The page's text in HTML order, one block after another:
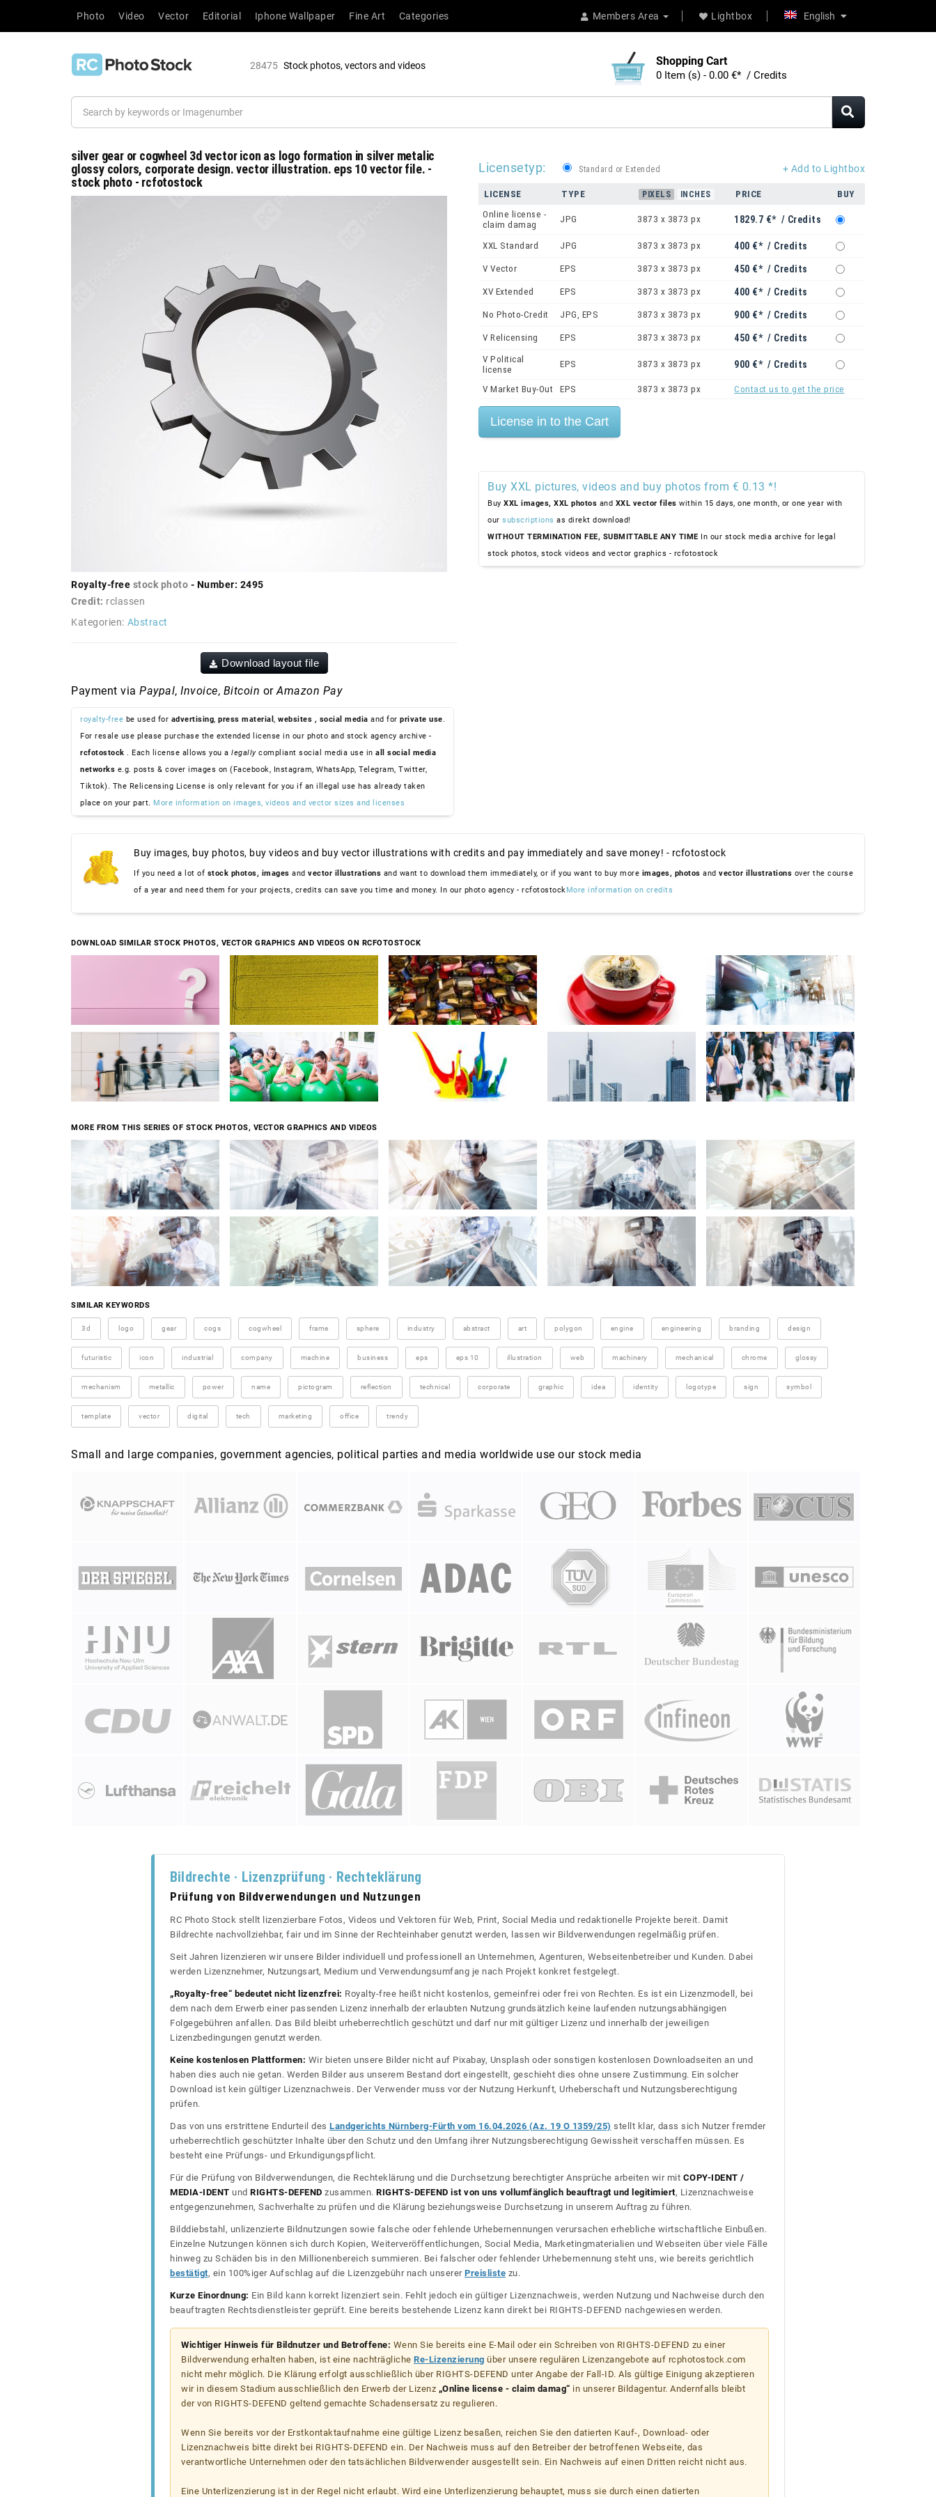
Members Area Lightbox English
Photo Video Vector Editorial Iphone Wallpaper Fine Art Categories
28475 Stock photos, vectors and videos Shopping Cart
0 Item (s) - 0.00 €* / Credits
silver gear or cogwheel 3d vector icon as logo formation in silver metalic
glossy colors, corporate design. vector illustration. eps 10 vector file. -
stock photo - rcfotostock
Royalty-free stock photo - Number: 2495
Credit: rclassen
Kategorien: Abstract
Download layout file
Payment via Paypal, Invoice, Bitcoin or Amazon Pay
royalty-free be used for advertising, press material , websites , social media and for private use.
For resale use please purchase the extended license in our photo and stock agency archive -
rcfotostock . Each license allows you a legallycompliant social media use in all social media
networks e.g. posts & cover images on (Facebook, Instagram, WhatsApp, Telegram, Twitter,
Tiktok). The Relicensing License is only relevant for you if an illegal use has already taken
place on your part. More information on images, videos and vector sizes and licenses
+ Add to Lightbox
Licensetyp: Standard or Extended
LICENSE TYPE PIXELS INCHES PRICE
BUY
Online license -
claim damag
JPG 3873 x 3873 px 1829.7 €* / Credits
XXL Standard JPG 3873 x 3873 px 400 €* / Credits
V Vector EPS 3873 x 3873 px 450 €* / Credits
XV Extended EPS 3873 x 3873 px 400 €* / Credits
No Photo-Credit JPG, EPS 3873 x 3873 px 900 €* / Credits
V Relicensing EPS 3873 x 3873 px 450 €* / Credits
V Political
license
EPS 3873 x 3873 px 900 €* / Credits
V Market Buy-Out EPS 3873 x 3873 px Contact us to get the price
Buy XXL pictures, videos and buy photos from € 0.13 *!
Buy XXL images, XXL photos and XXL vector files within 15 days, one month, or one year with
our subscriptions as direkt download!
WITHOUT TERMINATION FEE, SUBMITTABLE ANY TIME In our stock media archive for legal
stock photos, stock videos and vector graphics - rcfotostock
Buy images, buy photos, buy videos and buy vector illustrations with credits and pay immediately and save money! - rcfotostock
If you need a lot of stock photos, images and vector illustrations and want to download them immediately, or if you want to buy more images, photos and vector illustrations over the course
of a year and need them for your projects, credits can save you time and money. In our photo agency - rcfotostockMore information on credits
DOWNLOAD SIMILAR STOCK PHOTOS, VECTOR GRAPHICS AND VIDEOS ON RCFOTOSTOCK
MORE FROM THIS SERIES OF STOCK PHOTOS, VECTOR GRAPHICS AND VIDEOS
SIMILAR KEYWORDS
3d logo gear cogs cogwheel frame sphere industry abstract art polygon engine engineering branding design
futuristic icon industrial company machine business eps eps 10 illustration web machinery mechanical chrome glossy
mechanism metallic power name pictogram reflection technical corporate graphic idea identity logotype sign symbol
template vector digital tech marketing office trendy
Small and large companies, government agencies, political parties and media worldwide use our stock media
Bildrechte · Lizenzprüfung · Rechteklärung
Prüfung von Bildverwendungen und Nutzungen
RC Photo Stock stellt lizenzierbare Fotos, Videos und Vektoren für Web, Print, Social Media und redaktionelle Projekte bereit. Damit
Bildrechte nachvollziehbar, fair und im Sinne der Rechteinhaber genutzt werden, lassen wir Bildverwendungen regelmäßig prüfen.
Seit Jahren lizenzieren wir unsere Bilder individuell und professionell an Unternehmen, Agenturen, Webseitenbetreiber und Kunden. Dabei
werden Lizenznehmer, Nutzungsart, Medium und Verwendungsumfang je nach Projekt konkret festgelegt.
„Royalty-free“ bedeutet nicht lizenzfrei: Royalty-free heißt nicht kostenlos, gemeinfrei oder frei von Rechten. Es ist ein Lizenzmodell, bei
dem nach dem Erwerb einer passenden Lizenz innerhalb der erlaubten Nutzung grundsätzlich keine laufenden nutzungsabhängigen
Folgegebühren anfallen. Das Bild bleibt urheberrechtlich geschützt und darf nur mit gültiger Lizenz und innerhalb der jeweiligen
Lizenzbedingungen genutzt werden.
Keine kostenlosen Plattformen: Wir bieten unsere Bilder nicht auf Pixabay, Unsplash oder sonstigen kostenlosen Downloadseiten an und
haben dies auch nie getan. Werden Bilder aus unserem Bestand dort eingestellt, geschieht dies ohne unsere Zustimmung. Ein solcher
Download ist kein gültiger Lizenznachweis. Der Verwender muss vor der Nutzung Herkunft, Urheberschaft und Nutzungsberechtigung
prüfen.
Das von uns erstrittene Endurteil des Landgerichts Nürnberg-Fürth vom 16.04.2026 (Az. 19 O 1359/25) stellt klar, dass sich Nutzer fremder
urheberrechtlich geschützter Inhalte über den Schutz und den Umfang ihrer Nutzungsberechtigung Gewissheit verschaffen müssen. Es
besteht eine Prüfungs- und Erkundigungspflicht.
Für die Prüfung von Bildverwendungen, die Rechteklärung und die Durchsetzung berechtigter Ansprüche arbeiten wir mit COPY-IDENT /
MEDIA-IDENT und RIGHTS-DEFEND zusammen. RIGHTS-DEFEND ist von uns vollumfänglich beauftragt und legitimiert, Lizenznachweise
entgegenzunehmen, Sachverhalte zu prüfen und die Klärung beziehungsweise Durchsetzung in unserem Auftrag zu führen.
Bilddiebstahl, unlizenzierte Bildnutzungen sowie falsche oder fehlende Urhebernennungen verursachen erhebliche wirtschaftliche Einbußen.
Einzelne Nutzungen können sich durch Kopien, Weiterveröffentlichungen, Social Media, Marketingmaterialien und Webseiten über viele Fälle
hinweg zu Schäden bis in den Millionenbereich summieren. Bei falscher oder fehlender Urhebernennung steht uns, wie bereits gerichtlich
bestätigt, ein 100%iger Aufschlag auf die Lizenzgebühr nach unserer Preisliste zu.
Kurze Einordnung: Ein Bild kann korrekt lizenziert sein. Fehlt jedoch ein gültiger Lizenznachweis, werden Nutzung und Nachweise durch den
beauftragten Rechtsdienstleister geprüft. Eine bereits bestehende Lizenz kann direkt bei RIGHTS-DEFEND nachgewiesen werden.
Wichtiger Hinweis für Bildnutzer und Betroffene: Wenn Sie bereits eine E-Mail oder ein Schreiben von RIGHTS-DEFEND zu einer
Bildverwendung erhalten haben, ist eine nachträgliche Re-Lizenzierung über unsere regulären Lizenzangebote auf rcphotostock.com
nicht mehr möglich. Die Klärung erfolgt ausschließlich über RIGHTS-DEFEND unter Angabe der Fall-ID. Als gültige Einigung akzeptieren
wir in diesem Stadium ausschließlich den Erwerb der Lizenz „Online license - claim damag“ in unserer Bildagentur. Andernfalls bleibt
der von RIGHTS-DEFEND geltend gemachte Schadensersatz zu regulieren.
Wenn Sie bereits vor der Erstkontaktaufnahme eine gültige Lizenz besaßen, reichen Sie den datierten Kauf-, Download- oder
Lizenznachweis bitte direkt bei RIGHTS-DEFEND ein. Der Nachweis muss auf den Betreiber der betroffenen Webseite, das
verantwortliche Unternehmen oder den tatsächlichen Bildverwender ausgestellt sein. Ein Nachweis auf einen Dritten reicht nicht aus.
Eine Unterlizenzierung ist in der Regel nicht erlaubt. Wird eine Unterlizenzierung behauptet, muss sie durch einen datierten